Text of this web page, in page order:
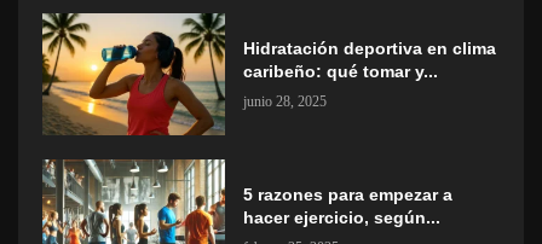
Hidratación deportiva en clima
caribeño: qué tomar y...
junio 28, 2025
5 razones para empezar a
hacer ejercicio, según...